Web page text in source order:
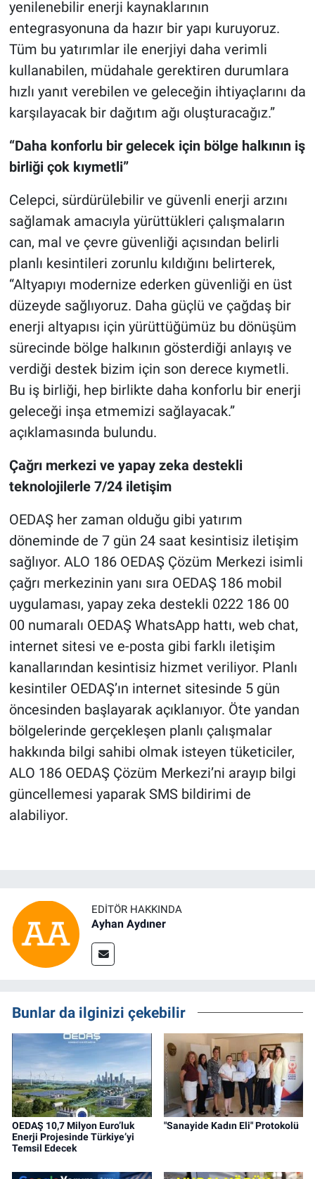
yenilenebilir enerji kaynaklarının
entegrasyonuna da hazır bir yapı kuruyoruz.
Tüm bu yatırımlar ile enerjiyi daha verimli
kullanabilen, müdahale gerektiren durumlara
hızlı yanıt verebilen ve geleceğin ihtiyaçlarını da
karşılayacak bir dağıtım ağı oluşturacağız.”
“Daha konforlu bir gelecek için bölge halkının iş
birliği çok kıymetli”
Celepci, sürdürülebilir ve güvenli enerji arzını
sağlamak amacıyla yürüttükleri çalışmaların
can, mal ve çevre güvenliği açısından belirli
planlı kesintileri zorunlu kıldığını belirterek,
“Altyapıyı modernize ederken güvenliği en üst
düzeyde sağlıyoruz. Daha güçlü ve çağdaş bir
enerji altyapısı için yürüttüğümüz bu dönüşüm
sürecinde bölge halkının gösterdiği anlayış ve
verdiği destek bizim için son derece kıymetli.
Bu iş birliği, hep birlikte daha konforlu bir enerji
geleceği inşa etmemizi sağlayacak.”
açıklamasında bulundu.
Çağrı merkezi ve yapay zeka destekli
teknolojilerle 7/24 iletişim
OEDAŞ her zaman olduğu gibi yatırım
döneminde de 7 gün 24 saat kesintisiz iletişim
sağlıyor. ALO 186 OEDAŞ Çözüm Merkezi isimli
çağrı merkezinin yanı sıra OEDAŞ 186 mobil
uygulaması, yapay zeka destekli 0222 186 00
00 numaralı OEDAŞ WhatsApp hattı, web chat,
internet sitesi ve e-posta gibi farklı iletişim
kanallarından kesintisiz hizmet veriliyor. Planlı
kesintiler OEDAŞ’ın internet sitesinde 5 gün
öncesinden başlayarak açıklanıyor. Öte yandan
bölgelerinde gerçekleşen planlı çalışmalar
hakkında bilgi sahibi olmak isteyen tüketiciler,
ALO 186 OEDAŞ Çözüm Merkezi’ni arayıp bilgi
güncellemesi yaparak SMS bildirimi de
alabiliyor.
EDITÖR HAKKINDA
Ayhan Aydıner
Bunlar da ilginizi çekebilir
OEDAŞ 10,7 Milyon Euro’luk
Enerji Projesinde Türkiye’yi
Temsil Edecek
"Sanayide Kadın Eli" Protokolü